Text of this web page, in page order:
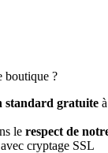
boutique ?
standard gratuite
le respect de
avec cryptage SSL